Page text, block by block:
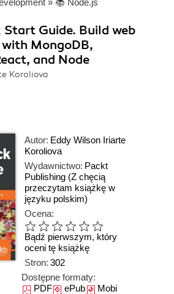
» 📚 Node.js
Start Guide. Build web
MongoDB,
and Node
Koroliova
Autor: Eddy Wilson Iriarte
Koroliova
Wydawnictwo: Packt
Publishing (Z chęcią
przeczytam książkę w
języku polskim)
Ocena:
Bądź pierwszym, który
oceni tę książkę
Stron: 302
Dostępne formaty:
PDFePubMobi